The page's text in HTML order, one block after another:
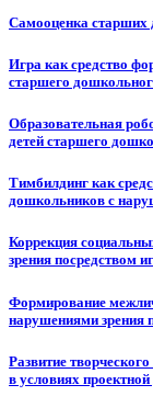
Самооценка старших
Игра как средство
старшего
Образовательная
детей старшего
Тимбилдинг как
дошкольников с
Коррекция
зрения посредством
Формирование
нарушениями зрения
Развитие
в условиях проектной